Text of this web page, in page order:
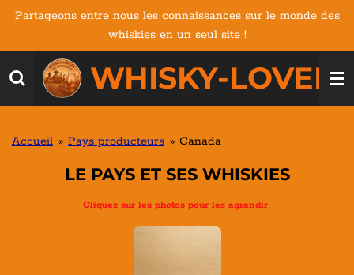
Passer
contenu
principal
WHISKY-
Partageons entre nous les connaissances sur le monde des
whiskies en un seul site !
Accueil » Pays producteurs » Canada
LE PAYS ET SES WHISKIES
Cliquez sur les photos pour les agrandir